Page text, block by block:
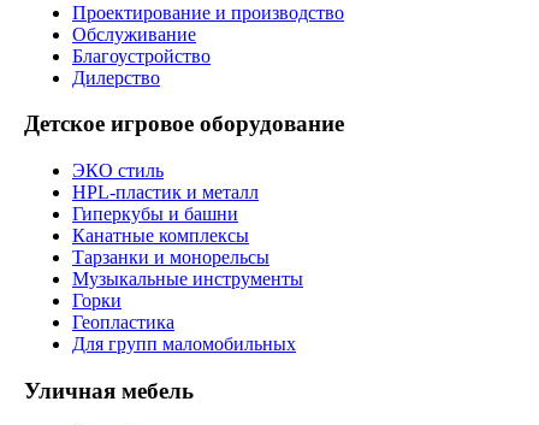
Проектирование и производство
Обслуживание
Благоустройство
Дилерство
Детское игровое оборудование
ЭКО стиль
HPL-пластик и металл
Гиперкубы и башни
Канатные комплексы
Тарзанки и монорельсы
Музыкальные инструменты
Горки
Геопластика
Для групп маломобильных
Уличная мебель